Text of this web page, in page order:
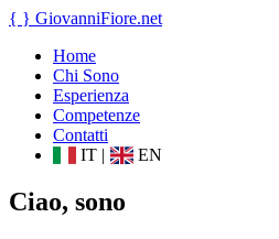
{ } GiovanniFiore.net
Home
Chi Sono
Esperienza
Competenze
Contatti
IT | EN
Ciao, sono